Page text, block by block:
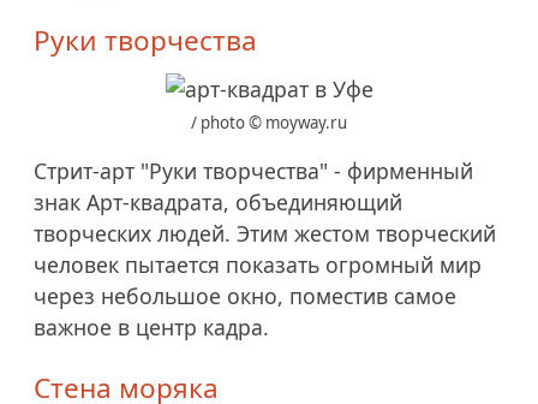
Руки творчества
/ photo © moyway.ru
Стрит-арт "Руки творчества" - фирменный
знак Арт-квадрата, объединяющий
творческих людей. Этим жестом творческий
человек пытается показать огромный мир
через небольшое окно, поместив самое
важное в центр кадра.
Стена моряка